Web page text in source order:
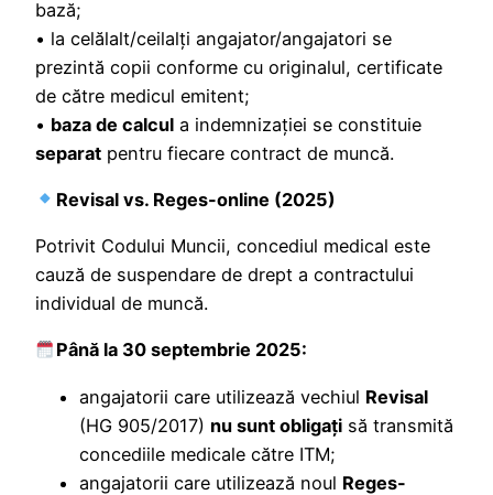
bază;
• la celălalt/ceilalţi angajator/angajatori se
prezintă copii conforme cu originalul, certificate
de către medicul emitent;
• baza de calcul a indemnizației se constituie
separat pentru fiecare contract de muncă.
Revisal vs. Reges-online (2025)
Potrivit Codului Muncii, concediul medical este
cauză de suspendare de drept a contractului
individual de muncă.
Până la 30 septembrie 2025:
angajatorii care utilizează vechiul Revisal
(HG 905/2017) nu sunt obligaţi să transmită
concediile medicale către ITM;
angajatorii care utilizează noul Reges-